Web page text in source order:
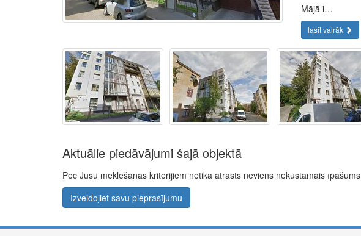
Mājā i…
lasīt vairāk
Aktuālie piedāvājumi šajā objektā
Pēc Jūsu meklēšanas kritērijiem netika atrasts neviens nekustamais īpašums
Izveidojiet savu pieprasījumu